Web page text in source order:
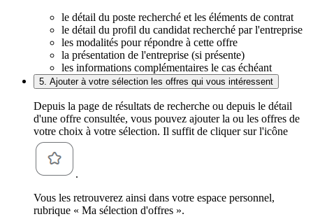
le détail du poste recherché et les éléments de contrat
le détail du profil du candidat recherché par l'entreprise
les modalités pour répondre à cette offre
la présentation de l'entreprise (si présente)
les informations complémentaires le cas échéant
5. Ajouter à votre sélection les offres qui vous intéressent
Depuis la page de résultats de recherche ou depuis le détail
d'une offre consultée, vous pouvez ajouter la ou les offres de
votre choix à votre sélection. Il suffit de cliquer sur l'icône
.
Vous les retrouverez ainsi dans votre espace personnel,
rubrique « Ma sélection d'offres ».